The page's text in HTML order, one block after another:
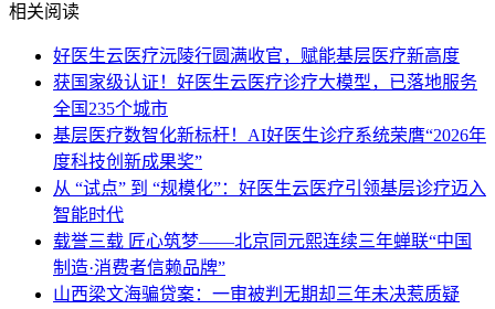
相关阅读
好医生云医疗沅陵行圆满收官，赋能基层医疗新高度
获国家级认证！好医生云医疗诊疗大模型，已落地服务
全国235个城市
基层医疗数智化新标杆！AI好医生诊疗系统荣膺“2026年
度科技创新成果奖”
从 “试点” 到 “规模化”：好医生云医疗引领基层诊疗迈入
智能时代
载誉三载 匠心筑梦——北京同元熙连续三年蝉联“中国
制造·消费者信赖品牌”
山西梁文海骗贷案：一审被判无期却三年未决惹质疑